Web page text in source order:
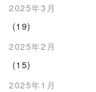
2025年3月
(19)
2025年2月
(15)
2025年1月